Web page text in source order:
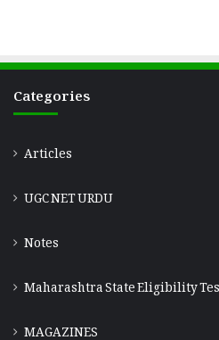
Categories
Articles
UGC NET URDU
Notes
Maharashtra State Eligibility
MAGAZINES